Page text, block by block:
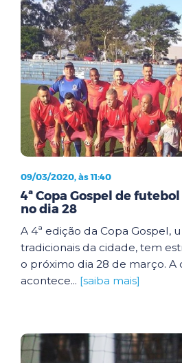
09/03/2020, às 11:40
4ª Copa Gospel de
no dia 28
A 4ª edição da Copa Gospel,
tradicionais da cidade, tem
o próximo dia 28 de março. A
acontece... [saiba mais]